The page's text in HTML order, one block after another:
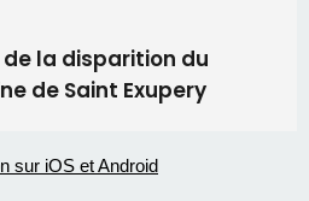
la disparition du
de Saint Exupery